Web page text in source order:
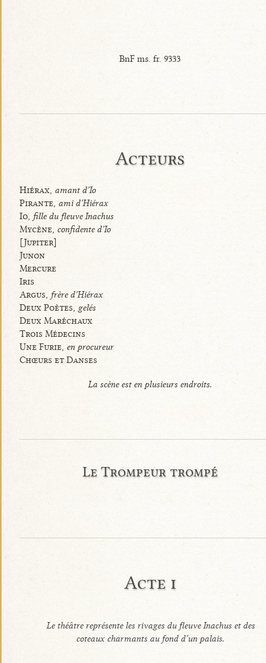
BnF ms. fr. 9333
Acteurs
Hiérax, amant d’Io
Pirante, ami d’Hiérax
Io, fille du fleuve Inachus
Mycène, confidente d’Io
[Jupiter]
Junon
Mercure
Iris
Argus, frère d’Hiérax
Deux Poètes, gelés
Deux Maréchaux
Trois Médecins
Une Furie, en procureur
Chœurs et Danses
La scène est en plusieurs endroits.
Le Trompeur trompé
Acte i
Le théâtre représente les rivages du fleuve Inachus et des
coteaux charmants au fond d’un palais.